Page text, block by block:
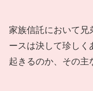
家族信託において兄
ースは決して珍しく
起きるのか、その主